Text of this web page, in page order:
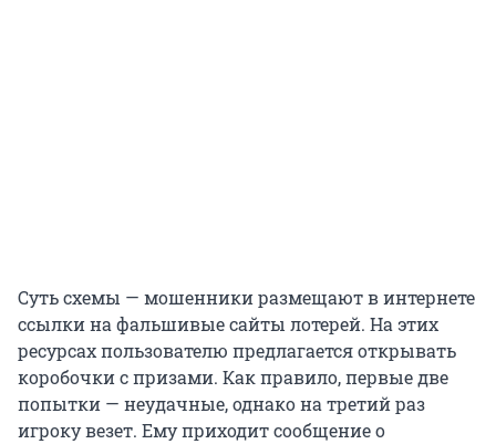
Суть схемы — мошенники размещают в интернете
ссылки на фальшивые сайты лотерей. На этих
ресурсах пользователю предлагается открывать
коробочки с призами. Как правило, первые две
попытки — неудачные, однако на третий раз
игроку везет. Ему приходит сообщение о